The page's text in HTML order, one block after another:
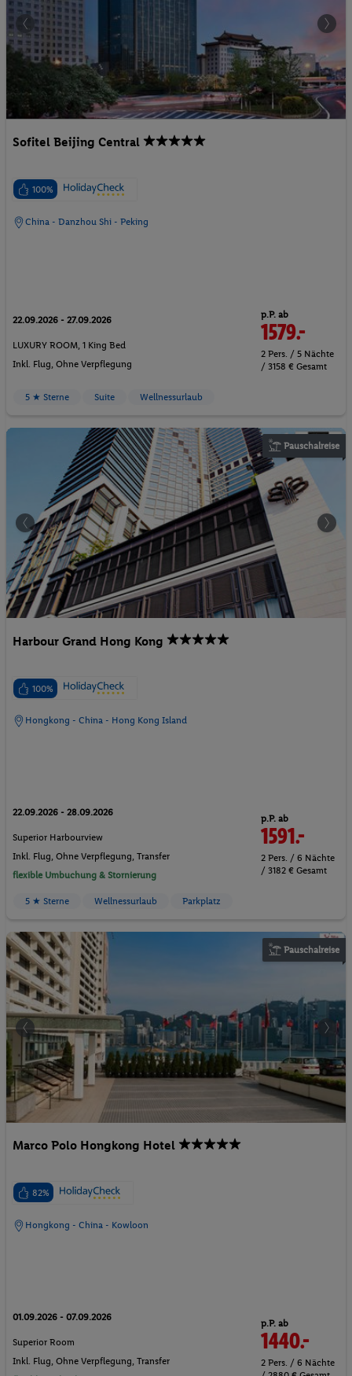
Sofitel Beijing Central
100%
China - Danzhou Shi - Peking
22.09.2026 - 27.09.2026
LUXURY ROOM, 1 King Bed
Inkl. Flug, Ohne Verpflegung
p.P. ab
1579.-
2 Pers. / 5 Nächte
/ 3158 € Gesamt
5 ★ Sterne Suite Wellnessurlaub
Pauschalreise
Harbour Grand Hong Kong
100%
Hongkong - China - Hong Kong Island
22.09.2026 - 28.09.2026
Superior Harbourview
Inkl. Flug, Ohne Verpflegung, Transfer
flexible Umbuchung & Stornierung
p.P. ab
1591.-
2 Pers. / 6 Nächte
/ 3182 € Gesamt
5 ★ Sterne Wellnessurlaub Parkplatz
Pauschalreise
Marco Polo Hongkong Hotel
82%
Hongkong - China - Kowloon
01.09.2026 - 07.09.2026
Superior Room
Inkl. Flug, Ohne Verpflegung, Transfer
p.P. ab
1440.-
2 Pers. / 6 Nächte